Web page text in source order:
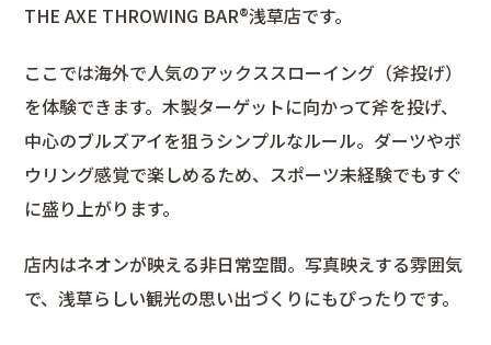
THE AXE THROWING BAR®︎浅草店です。
ここでは海外で人気のアックススローイング（斧投げ）
を体験できます。木製ターゲットに向かって斧を投げ、
中心のブルズアイを狙うシンプルなルール。ダーツやボ
ウリング感覚で楽しめるため、スポーツ未経験でもすぐ
に盛り上がります。
店内はネオンが映える非日常空間。写真映えする雰囲気
で、浅草らしい観光の思い出づくりにもぴったりです。